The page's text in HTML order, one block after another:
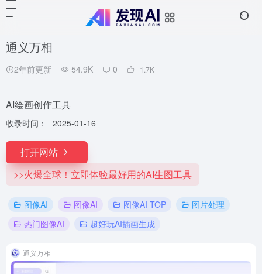
通义万相
2年前更新 54.9K 0 1.7K
AI绘画创作工具
收录时间： 2025-01-16
打开网站
>>火爆全球！立即体验最好用的AI生图工具
图像AI 图像AI 图像AI TOP
图片处理
热门图像AI
超好玩AI插画生成
通义万相